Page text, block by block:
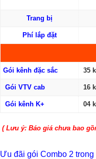
Trang bị
Phí lắp đặt
Gói kênh đặc sắc 35
Gói VTV cab 16
Gói kênh K+ 04
( Lưu ý: Báo giá chưa bao
Ưu đãi gói Combo 2